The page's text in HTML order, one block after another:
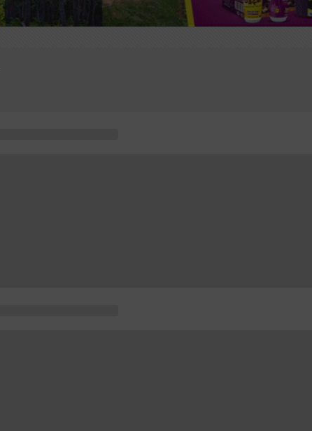
Prefeitura de Buritis é autorizada a aplicar R$ 75 mil